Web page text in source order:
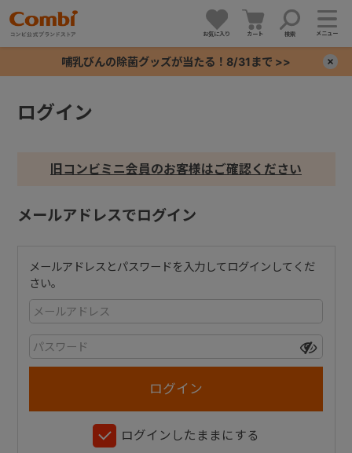
お気に入り カート 検索 メニュー
哺乳びんの除菌グッズが当たる！8/31まで >>
ログイン
旧コンビミニ会員のお客様はご確認ください
メールアドレスでログイン
メールアドレスとパスワードを入力してログインしてくだ
さい。
ログインしたままにする